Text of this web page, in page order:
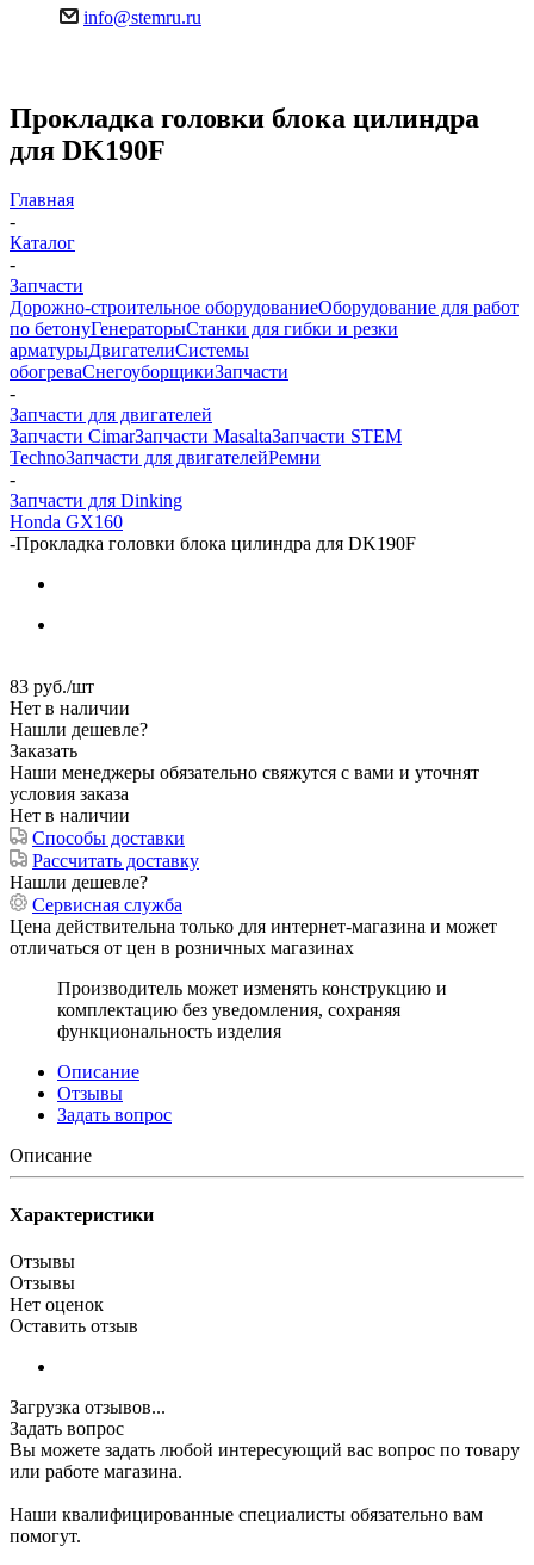
info@stemru.ru
Прокладка головки блока цилиндра
для DK190F
Главная
-
Каталог
-
Запчасти
Дорожно-строительное оборудованиеОборудование для работ
по бетонуГенераторыСтанки для гибки и резки
арматурыДвигателиСистемы
обогреваСнегоуборщикиЗапчасти
-
Запчасти для двигателей
Запчасти CimarЗапчасти MasaltaЗапчасти STEM
TechnoЗапчасти для двигателейРемни
-
Запчасти для Dinking
Honda GX160
-Прокладка головки блока цилиндра для DK190F
83 руб./шт
Нет в наличии
Нашли дешевле?
Заказать
Наши менеджеры обязательно свяжутся с вами и уточнят
условия заказа
Нет в наличии
Способы доставки
Рассчитать доставку
Нашли дешевле?
Сервисная служба
Цена действительна только для интернет-магазина и может
отличаться от цен в розничных магазинах
Производитель может изменять конструкцию и
комплектацию без уведомления, сохраняя
функциональность изделия
Описание
Отзывы
Задать вопрос
Описание
Характеристики
Отзывы
Отзывы
Нет оценок
Оставить отзыв
Загрузка отзывов...
Задать вопрос
Вы можете задать любой интересующий вас вопрос по товару
или работе магазина.
Наши квалифицированные специалисты обязательно вам
помогут.